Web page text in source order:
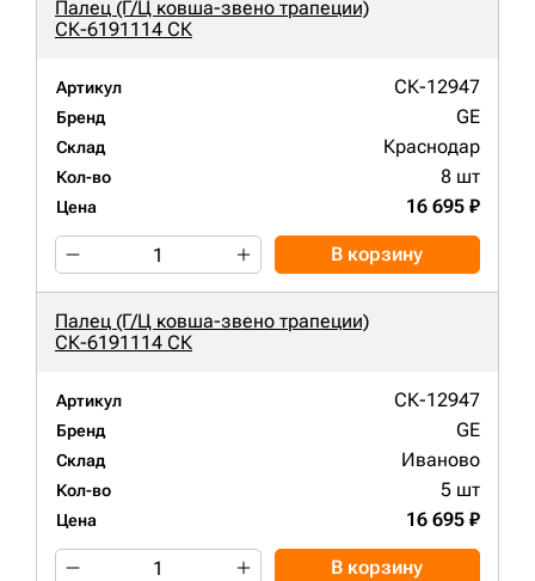
Палец (Г/Ц ковша-звено трапеции)
СК-6191114 СК
Артикул СК-12947
Бренд GE
Склад Краснодар
Кол-во 8 шт
Цена 16 695 ₽
В корзину
Палец (Г/Ц ковша-звено трапеции)
СК-6191114 СК
Артикул СК-12947
Бренд GE
Склад Иваново
Кол-во 5 шт
Цена 16 695 ₽
В корзину